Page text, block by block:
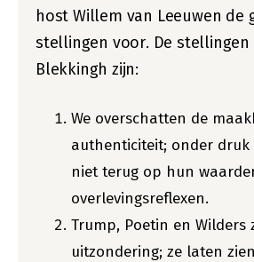
host Willem van Leeuwen de
stellingen voor. De stellingen
Blekkingh zijn:
We overschatten de
authenticiteit; onder druk
niet terug op hun
overlevingsreflexen.
Trump, Poetin en Wilders
uitzondering; ze laten